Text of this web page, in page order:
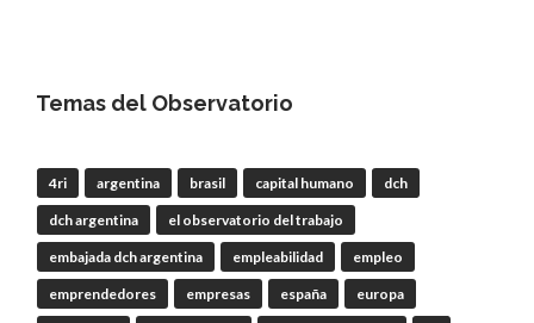
Orgánica del#BCRA
RT@lanotadigital@La_Bancaria
@AldoDruettaok@misionesptodos
@SergioOPalazzo @BairesParaTodos
@uniglobalunion
Temas del Observatorio
4ri argentina brasil capital humano dch
dch argentina el observatorio del trabajo
embajada dch argentina empleabilidad empleo
emprendedores empresas españa europa